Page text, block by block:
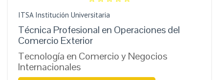
ITSA Institución Universitaria
Técnica Profesional en Operaciones del
Comercio Exterior
Tecnología en Comercio y Negocios
Internacionales